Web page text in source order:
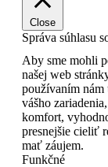
Close
Správa súhlasu
Aby sme mohli
našej web
používaním nám
vášho
komfort,
presnejšie cieliť
mať záujem.
Funkčné